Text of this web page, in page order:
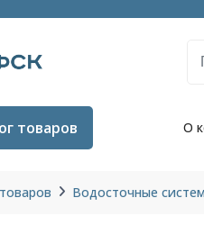
товаров О
Водосточные